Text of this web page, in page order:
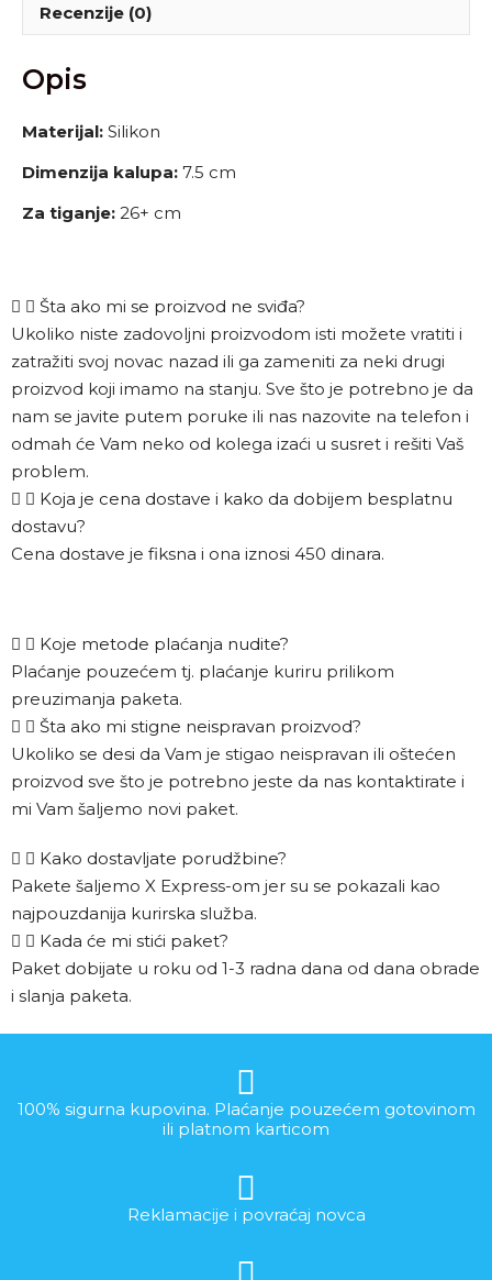
Recenzije (0)
Opis
Materijal: Silikon
Dimenzija kalupa: 7.5 cm
Za tiganje: 26+ cm
Šta ako mi se proizvod ne sviđa?
Ukoliko niste zadovoljni proizvodom isti možete vratiti i
zatražiti svoj novac nazad ili ga zameniti za neki drugi
proizvod koji imamo na stanju. Sve što je potrebno je da
nam se javite putem poruke ili nas nazovite na telefon i
odmah će Vam neko od kolega izaći u susret i rešiti Vaš
problem.
Koja je cena dostave i kako da dobijem besplatnu
dostavu?
Cena dostave je fiksna i ona iznosi 450 dinara.
Koje metode plaćanja nudite?
Plaćanje pouzećem tj. plaćanje kuriru prilikom
preuzimanja paketa.
Šta ako mi stigne neispravan proizvod?
Ukoliko se desi da Vam je stigao neispravan ili oštećen
proizvod sve što je potrebno jeste da nas kontaktirate i
mi Vam šaljemo novi paket.
Kako dostavljate porudžbine?
Pakete šaljemo X Express-om jer su se pokazali kao
najpouzdanija kurirska služba.
Kada će mi stići paket?
Paket dobijate u roku od 1-3 radna dana od dana obrade
i slanja paketa.
100% sigurna kupovina. Plaćanje pouzećem gotovinom
ili platnom karticom
Reklamacije i povraćaj novca